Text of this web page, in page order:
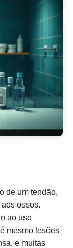
de um tendão,
ossos.
ao uso
mesmo lesões
e muitas